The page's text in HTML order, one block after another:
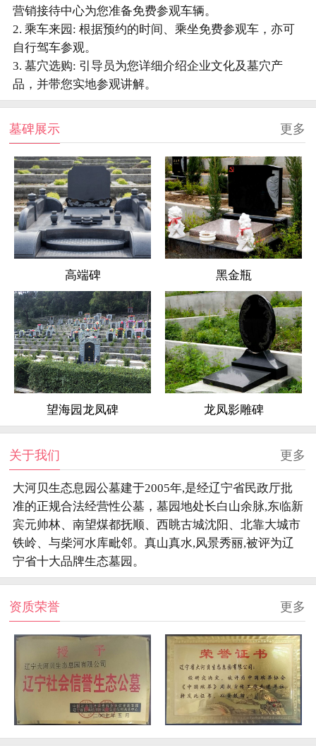
营销接待中心为您准备免费参观车辆。
2. 乘车来园: 根据预约的时间、乘坐免费参观车，亦可
自行驾车参观。
3. 墓穴选购: 引导员为您详细介绍企业文化及墓穴产
品，并带您实地参观讲解。
墓碑展示 更多
高端碑 黑金瓶
望海园龙凤碑 龙凤影雕碑
关于我们 更多
大河贝生态息园公墓建于2005年,是经辽宁省民政厅批
准的正规合法经营性公墓，墓园地处长白山余脉,东临新
宾元帅林、南望煤都抚顺、西眺古城沈阳、北靠大城市
铁岭、与柴河水库毗邻。真山真水,风景秀丽,被评为辽
宁省十大品牌生态墓园。
资质荣誉 更多